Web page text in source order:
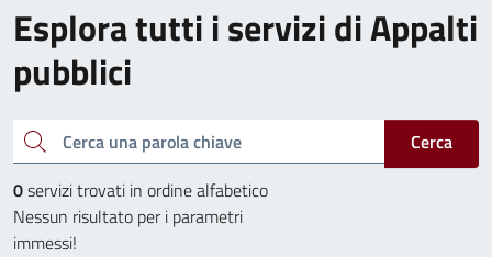
Esplora tutti i servizi di Appalti
pubblici
Cerca una parola chiave
Cerca
0servizi trovati in ordine alfabetico
Nessun risultato per i parametri
immessi!